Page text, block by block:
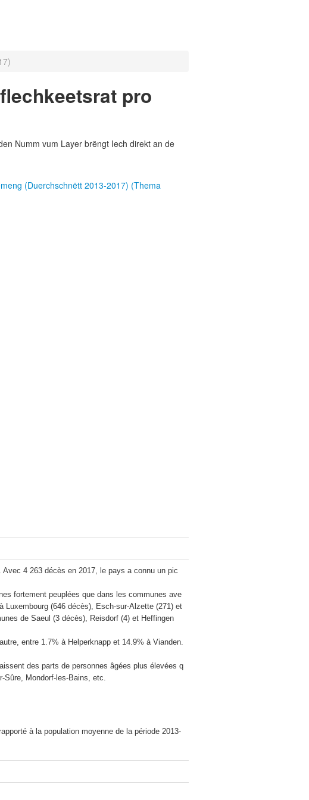
pro
Numm vum Layer brëngt Iech direkt an de
(Duerchschnëtt 2013-2017) (Thema
4 263 décès en 2017, le pays a connu un pic
fortement peuplées que dans les communes ave
(646 décès), Esch-sur-Alzette (271) et
de Saeul (3 décès), Reisdorf (4) et Heffingen
entre 1.7% à Helperknapp et 14.9% à Vianden.
des parts de personnes âgées plus élevées q
Sûre, Mondorf-les-Bains, etc.
à la population moyenne de la période 2013-